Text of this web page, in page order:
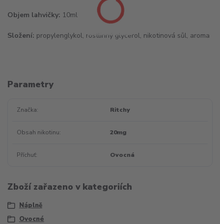
Objem lahvičky: 10ml
Složení: propylenglykol, rostlinný glycerol, nikotinová sůl, aroma
Parametry
Značka Ritchy
Obsah nikotinu 20mg
Příchuť Ovocná
Zboží zařazeno v kategoriích
Náplně
Ovocné